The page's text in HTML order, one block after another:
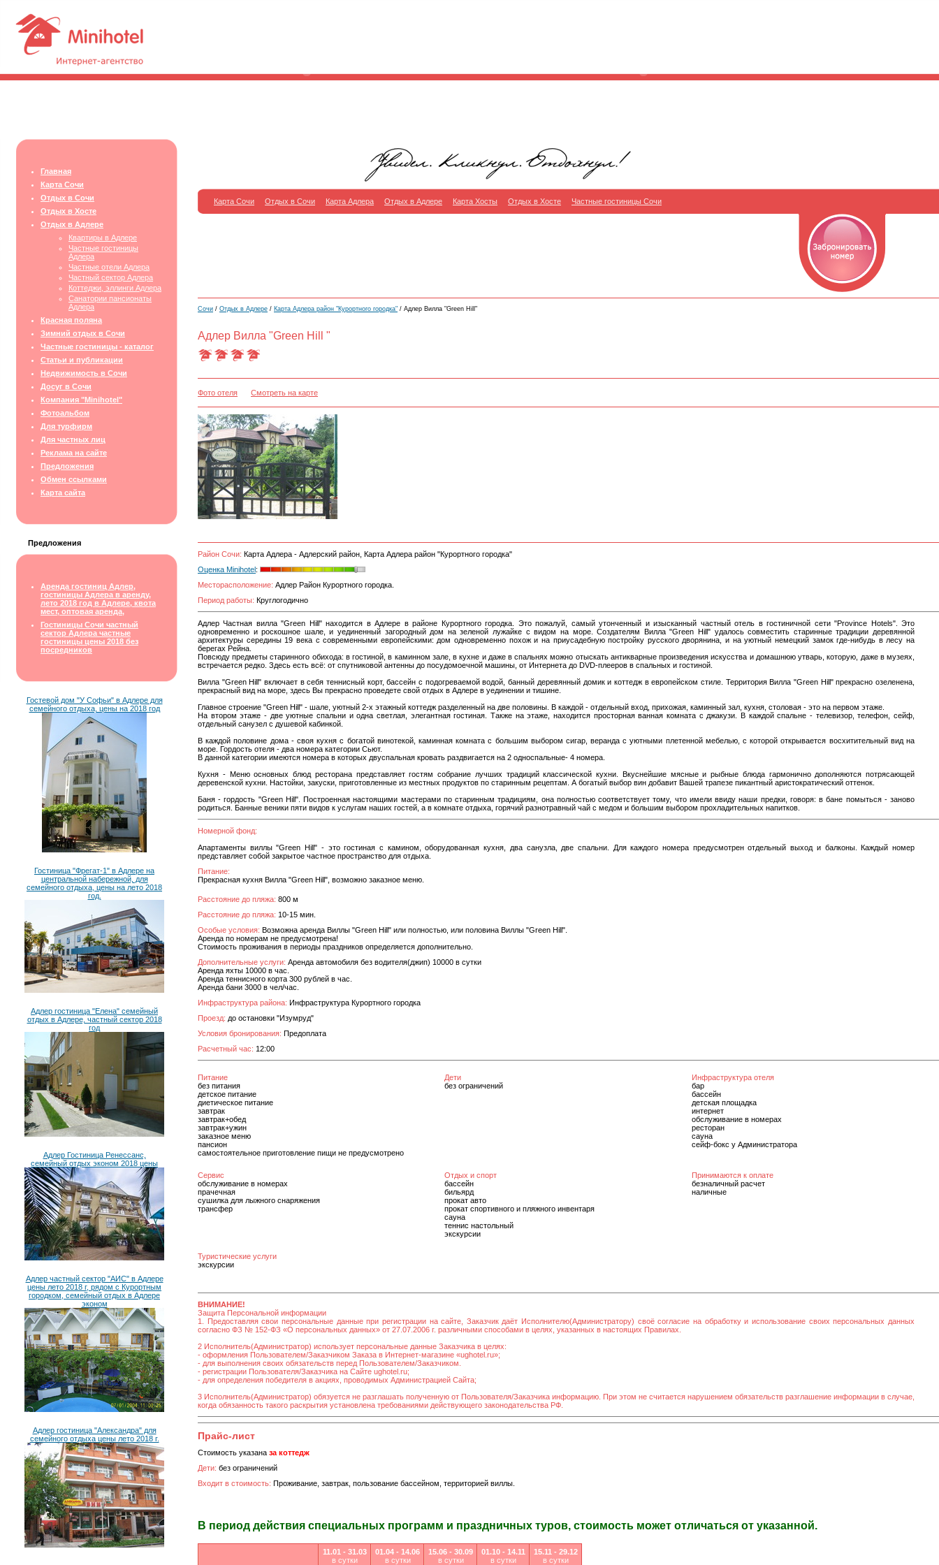
Главная
Карта Сочи
Отдых в Сочи
Отдых в Хосте
Отдых в Адлере
Квартиры в Адлере
Частные гостиницы
Адлера
Частные отели Адлера
Частный сектор Адлера
Коттеджи, эллинги Адлера
Санатории пансионаты
Адлера
Красная поляна
Зимний отдых в Сочи
Частные гостиницы - каталог
Статьи и публикации
Недвижимость в Сочи
Досуг в Сочи
Компания "Minihotel"
Фотоальбом
Для турфирм
Для частных лиц
Реклама на сайте
Предложения
Обмен ссылками
Карта сайта
Предложения
Аренда гостиниц Адлер,
гостиницы Адлера в аренду,
лето 2018 год в Адлере, квота
мест, оптовая аренда,
Гостиницы Сочи частный
сектор Адлера частные
гостиницы цены 2018 без
посредников
Гостевой дом "У Софьи" в Адлере для
семейного отдыха, цены на 2018 год
Гостиница "Фрегат-1" в Адлере на
центральной набережной, для
семейного отдыха, цены на лето 2018
год.
Адлер гостиница "Елена" семейный
отдых в Адлере, частный сектор 2018
год
Адлер Гостиница Ренессанс,
семейный отдых эконом 2018 цены
Адлер частный сектор "АИС" в Адлере
цены лето 2018 г, рядом с Курортным
городком, семейный отдых в Адлере
эконом
Адлер гостиница "Александра" для
семейного отдыха цены лето 2018 г.
Карта Сочи Отдых в Сочи Карта Адлера Отдых в Адлере Карта Хосты Отдых в Хосте Частные гостиницы Сочи
Сочи / Отдых в Адлере / Карта Адлера район "Курортного городка" / Адлер Вилла "Green Hill"
Адлер Вилла "Green Hill "
Фото отеля Смотреть на карте
Район Сочи: Карта Адлера - Адлерский район, Карта Адлера район "Курортного городка"
Оценка Minihotel:
Месторасположение: Адлер Район Курортного городка.
Период работы: Круглогодично
Адлер Частная вилла "Green Hill" находится в Адлере в районе Курортного городка. Это пожалуй, самый утонченный и изысканный частный отель в гостиничной сети "Province Hotels". Это
одновременно и роскошное шале, и уединенный загородный дом на зеленой лужайке с видом на море. Создателям Вилла "Green Hill" удалось совместить старинные традиции деревянной
архитектуры середины 19 века с современными европейскими: дом одновременно похож и на приусадебную постройку русского дворянина, и на уютный немецкий замок где-нибудь в лесу на
берегах Рейна.
Повсюду предметы старинного обихода: в гостиной, в каминном зале, в кухне и даже в спальнях можно отыскать антикварные произведения искусства и домашнюю утварь, которую, даже в музеях,
встречается редко. Здесь есть всё: от спутниковой антенны до посудомоечной машины, от Интернета до DVD-плееров в спальных и гостиной.
Вилла "Green Hill" включает в себя теннисный корт, бассейн с подогреваемой водой, банный деревянный домик и коттедж в европейском стиле. Территория Вилла "Green Hill" прекрасно озеленена,
прекрасный вид на море, здесь Вы прекрасно проведете свой отдых в Адлере в уединении и тишине.
Главное строение "Green Hill" - шале, уютный 2-х этажный коттедж разделенный на две половины. В каждой - отдельный вход, прихожая, каминный зал, кухня, столовая - это на первом этаже.
На втором этаже - две уютные спальни и одна светлая, элегантная гостиная. Также на этаже, находится просторная ванная комната с джакузи. В каждой спальне - телевизор, телефон, сейф,
отдельный санузел с душевой кабинкой.
В каждой половине дома - своя кухня с богатой винотекой, каминная комната с большим выбором сигар, веранда с уютными плетенной мебелью, с которой открывается восхитительный вид на
море. Гордость отеля - два номера категории Сьют.
В данной категории имеются номера в которых двуспальная кровать раздвигается на 2 односпальные- 4 номера.
Кухня - Меню основных блюд ресторана представляет гостям собрание лучших традиций классической кухни. Вкуснейшие мясные и рыбные блюда гармонично дополняются потрясающей
деревенской кухни. Настойки, закуски, приготовленные из местных продуктов по старинным рецептам. А богатый выбор вин добавит Вашей трапезе пикантный аристократический оттенок.
Баня - гордость "Green Hill". Построенная настоящими мастерами по старинным традициям, она полностью соответствует тому, что имели ввиду наши предки, говоря: в бане помыться - заново
родиться. Банные веники пяти видов к услугам наших гостей, а в комнате отдыха, горячий разнотравный чай с медом и большим выбором прохладительных напитков.
Номерной фонд:
Апартаменты виллы "Green Hill" - это гостиная с камином, оборудованная кухня, два санузла, две спальни. Для каждого номера предусмотрен отдельный выход и балконы. Каждый номер
представляет собой закрытое частное пространство для отдыха.
Питание:
Прекрасная кухня Вилла "Green Hill", возможно заказное меню.
Расстояние до пляжа: 800 м
Расстояние до пляжа: 10-15 мин.
Особые условия: Возможна аренда Виллы "Green Hill" или полностью, или половина Виллы "Green Hill".
Аренда по номерам не предусмотрена!
Стоимость проживания в периоды праздников определяется дополнительно.
Дополнительные услуги: Аренда автомобиля без водителя(джип) 10000 в сутки
Аренда яхты 10000 в час.
Аренда теннисного корта 300 рублей в час.
Аренда бани 3000 в чел/час.
Инфраструктура района: Инфраструктура Курортного городка
Проезд: до остановки "Изумруд"
Условия бронирования: Предоплата
Расчетный час: 12:00
Питание
без питания
детское питание
диетическое питание
завтрак
завтрак+обед
завтрак+ужин
заказное меню
пансион
самостоятельное приготовление пищи не предусмотрено
Дети
без ограничений
Инфраструктура отеля
бар
бассейн
детская площадка
интернет
обслуживание в номерах
ресторан
сауна
сейф-бокс у Администратора
Сервис
обслуживание в номерах
прачечная
сушилка для лыжного снаряжения
трансфер
Отдых и спорт
бассейн
бильярд
прокат авто
прокат спортивного и пляжного инвентаря
сауна
теннис настольный
экскурсии
Принимаются к оплате
безналичный расчет
наличные
Туристические услуги
экскурсии
ВНИМАНИЕ!
Защита Персональной информации
1. Предоставляя свои персональные данные при регистрации на сайте, Заказчик даёт Исполнителю(Администратору) своё согласие на обработку и использование своих персональных данных
согласно ФЗ № 152-ФЗ «О персональных данных» от 27.07.2006 г. различными способами в целях, указанных в настоящих Правилах.
2 Исполнитель(Администратор) использует персональные данные Заказчика в целях:
- оформления Пользователем/Заказчиком Заказа в Интернет-магазине «ughotel.ru»;
- для выполнения своих обязательств перед Пользователем/Заказчиком.
- регистрации Пользователя/Заказчика на Сайте ughotel.ru;
- для определения победителя в акциях, проводимых Администрацией Сайта;
3 Исполнитель(Администратор) обязуется не разглашать полученную от Пользователя/Заказчика информацию. При этом не считается нарушением обязательств разглашение информации в случае,
когда обязанность такого раскрытия установлена требованиями действующего законодательства РФ.
Прайс-лист
Стоимость указана за коттедж
Дети: без ограничений
Входит в стоимость: Проживание, завтрак, пользование бассейном, территорией виллы.
В период действия специальных программ и праздничных туров, стоимость может отличаться от указанной.
11.01 - 31.03
в сутки
01.04 - 14.06
в сутки
15.06 - 30.09
в сутки
01.10 - 14.11
в сутки
15.11 - 29.12
в сутки